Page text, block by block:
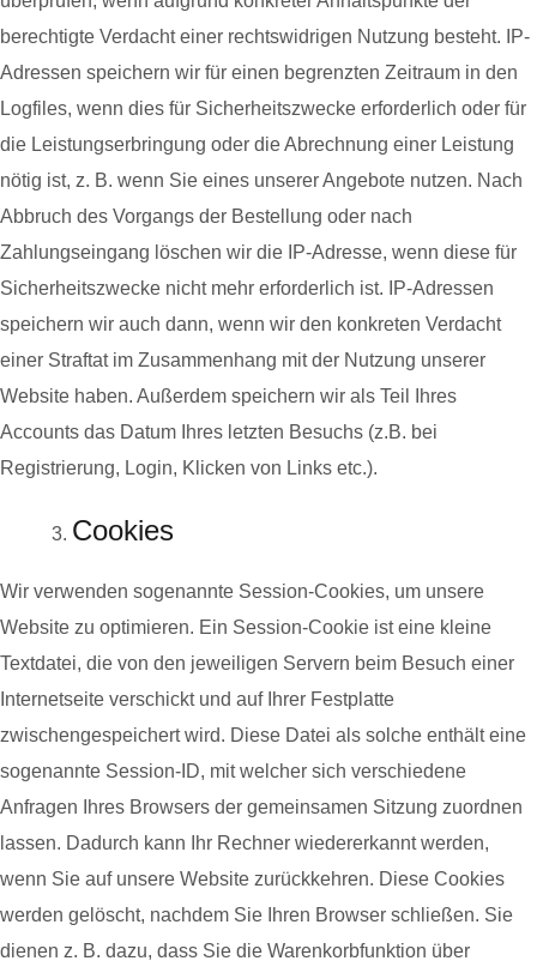
berechtigte Verdacht einer rechtswidrigen Nutzung besteht. IP-
Adressen speichern wir für einen begrenzten Zeitraum in den
Logfiles, wenn dies für Sicherheitszwecke erforderlich oder für
die Leistungserbringung oder die Abrechnung einer Leistung
nötig ist, z. B. wenn Sie eines unserer Angebote nutzen. Nach
Abbruch des Vorgangs der Bestellung oder nach
Zahlungseingang löschen wir die IP-Adresse, wenn diese für
Sicherheitszwecke nicht mehr erforderlich ist. IP-Adressen
speichern wir auch dann, wenn wir den konkreten Verdacht
einer Straftat im Zusammenhang mit der Nutzung unserer
Website haben. Außerdem speichern wir als Teil Ihres
Accounts das Datum Ihres letzten Besuchs (z.B. bei
Registrierung, Login, Klicken von Links etc.).
Cookies
Wir verwenden sogenannte Session-Cookies, um unsere
Website zu optimieren. Ein Session-Cookie ist eine kleine
Textdatei, die von den jeweiligen Servern beim Besuch einer
Internetseite verschickt und auf Ihrer Festplatte
zwischengespeichert wird. Diese Datei als solche enthält eine
sogenannte Session-ID, mit welcher sich verschiedene
Anfragen Ihres Browsers der gemeinsamen Sitzung zuordnen
lassen. Dadurch kann Ihr Rechner wiedererkannt werden,
wenn Sie auf unsere Website zurückkehren. Diese Cookies
werden gelöscht, nachdem Sie Ihren Browser schließen. Sie
dienen z. B. dazu, dass Sie die Warenkorbfunktion über